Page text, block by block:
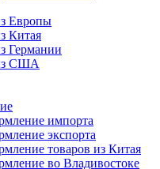
Европы
Китая
Германии
США
импорта
экспорта
товаров из Китая
во Владивостоке